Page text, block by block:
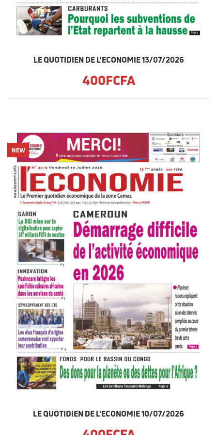
LE QUOTIDIEN DE L'ECONOMIE 13/07/2026
400FCFA
NEW
LE QUOTIDIEN DE L'ECONOMIE 10/07/2026